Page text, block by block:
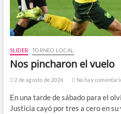
SLIDER TORNEO LOCAL
Nos pincharon el vuelo
2 de agosto de 2026 No hay
En una tarde de sábado para el
Justicia cayó por tres a cero en